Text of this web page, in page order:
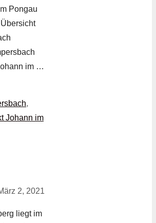
Pongau
im …
,
Johann im
2, 2021
liegt im